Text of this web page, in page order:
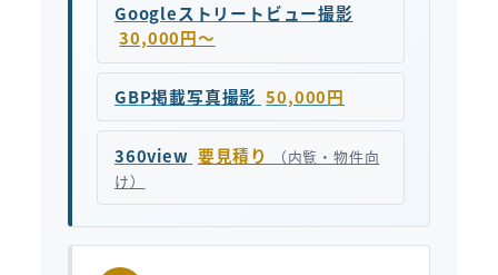
Googleストリートビュー撮影
30,000円〜
GBP掲載写真撮影 50,000円
360view 要見積り
（内覧・物件向
け）